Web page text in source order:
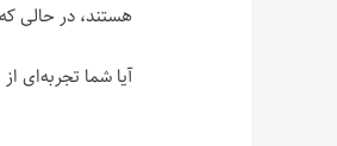
هستند، در حالی
آیا شما تجربه‌ای